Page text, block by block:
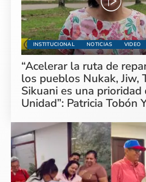
INSTITUCIONAL NOTICIAS VIDEO
“Acelerar la ruta de
los pueblos Nukak, Jiw,
Sikuani es una prioridad
Unidad”: Patricia Tobón